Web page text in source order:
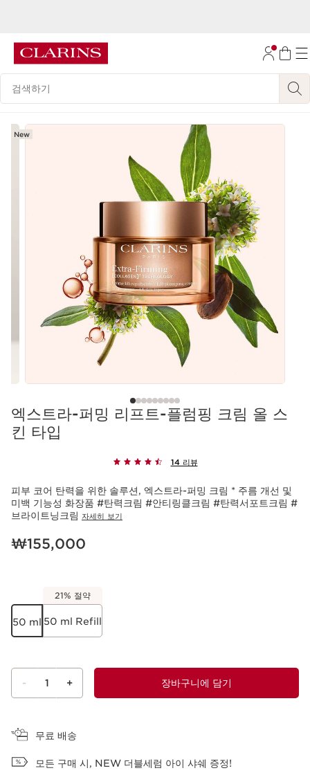
하단으로 이동
범례 검색하기
New
엑스트라-퍼밍 리프트-플럼핑 크림 올 스
킨 타입
14 리뷰
피부 코어 탄력을 위한 솔루션, 엑스트라-퍼밍 크림 * 주름 개선 및
미백 기능성 화장품 #탄력크림 #안티링클크림 #탄력서포트크림 #
브라이트닝크림 자세히 보기
현재 가격 ₩155,000
₩155,000
50 ml
21% 절약
50 ml Refill
- 1 + 장바구니에 담기
무료 배송
모든 구매 시, NEW 더블세럼 아이 샤쉐 증정!